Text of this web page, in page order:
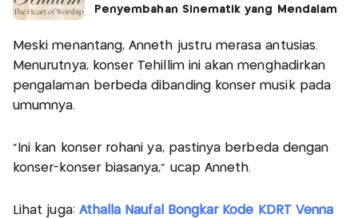
Penyembahan Sinematik yang Mendalam
Meski menantang, Anneth justru merasa antusias.
Menurutnya, konser Tehillim ini akan menghadirkan
pengalaman berbeda dibanding konser musik pada
umumnya.
“Ini kan konser rohani ya, pastinya berbeda dengan
konser-konser biasanya,” ucap Anneth.
Lihat juga: Athalla Naufal Bongkar Kode KDRT Venna